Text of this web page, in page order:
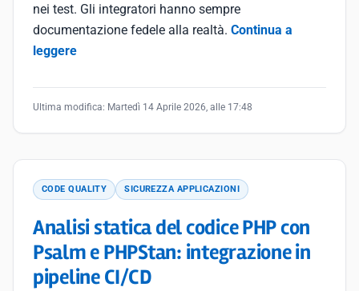
nei test. Gli integratori hanno sempre
documentazione fedele alla realtà. Continua a
leggere
Ultima modifica: Martedì 14 Aprile 2026, alle 17:48
CODE QUALITY SICUREZZA APPLICAZIONI
Analisi statica del codice PHP con
Psalm e PHPStan: integrazione in
pipeline CI/CD